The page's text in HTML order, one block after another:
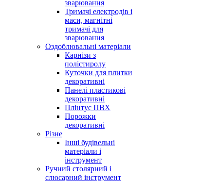
зварювання
Тримачі електродів і
маси, магнітні
тримачі для
зварювання
Оздоблювальні матеріали
Карнізи з
полістиролу
Куточки для плитки
декоративні
Панелі пластикові
декоративні
Плінтус ПВХ
Порожки
декоративні
Різне
Інші будівельні
матеріали і
інструмент
Ручний столярний і
слюсарний інструмент